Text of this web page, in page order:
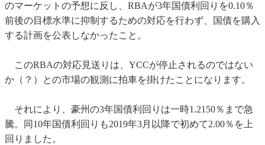
のマーケットの予想に反し、RBAが3年国債利回りを0.10％
前後の目標水準に抑制するための対応を行わず、国債を購入
する計画を公表しなかったこと。
このRBAの対応見送りは、YCCが停止されるのではない
か（？）との市場の観測に拍車を掛けたことになります。
それにより、豪州の3年国債利回りは一時1.2150％まで急
騰。同10年国債利回りも2019年3月以降で初めて2.00％を上
回りました。